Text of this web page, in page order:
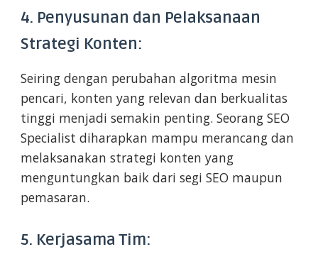
4. Penyusunan dan Pelaksanaan
Strategi Konten:
Seiring dengan perubahan algoritma mesin
pencari, konten yang relevan dan berkualitas
tinggi menjadi semakin penting. Seorang SEO
Specialist diharapkan mampu merancang dan
melaksanakan strategi konten yang
menguntungkan baik dari segi SEO maupun
pemasaran.
5. Kerjasama Tim: